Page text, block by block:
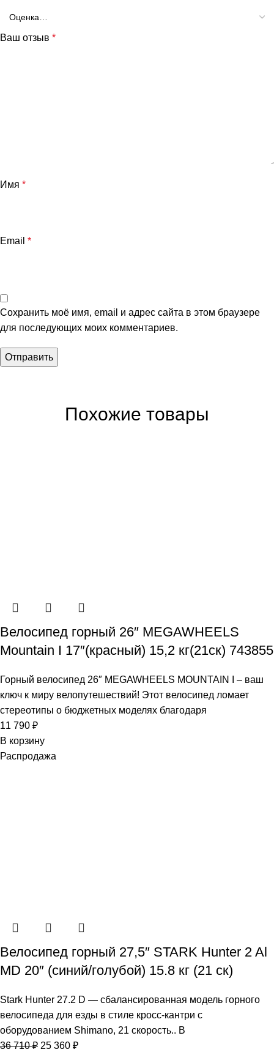
Ваш отзыв *
Имя *
Email *
Сохранить моё имя, email и адрес сайта в этом браузере
для последующих моих комментариев.
Похожие товары
Велосипед горный 26″ MEGAWHEELS
Mountain I 17″(красный) 15,2 кг(21ск) 743855
Горный велосипед 26″ MEGAWHEELS MOUNTAIN I – ваш
ключ к миру велопутешествий! Этот велосипед ломает
стереотипы о бюджетных моделях благодаря
11 790 ₽
В корзину
Распродажа
Велосипед горный 27,5″ STARK Hunter 2 Al
MD 20″ (синий/голубой) 15.8 кг (21 ск)
Stark Hunter 27.2 D — сбалансированная модель горного
велосипеда для езды в стиле кросс-кантри c
оборудованием Shimano, 21 скорость.. В
36 710₽ 25 360 ₽